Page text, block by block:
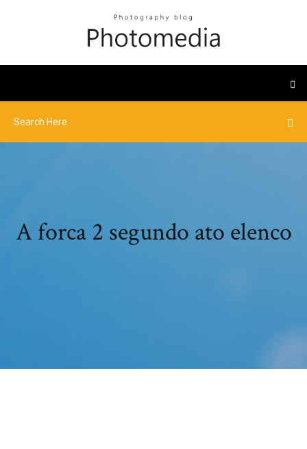
A forca 2 segundo ato elenco